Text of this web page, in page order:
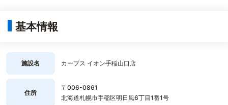
基本情報
施設名 カーブス イオン手稲山口店
住所
〒006-0861
北海道札幌市手稲区明日風6丁目1番1号